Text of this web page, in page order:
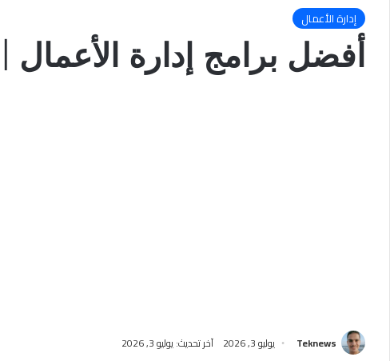
إدارة الأعمال
أفضل برامج إدارة
Teknews يوليو 3, 2026 آخر تحديث: يوليو 3, 2026